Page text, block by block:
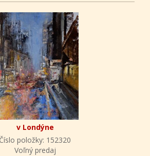
v Londýne
Číslo položky: 152320
Voľný predaj